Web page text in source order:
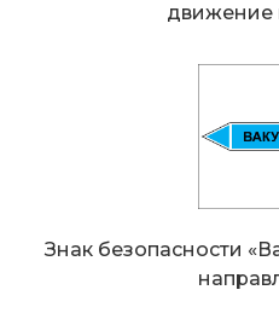
движение
Знак безопасности